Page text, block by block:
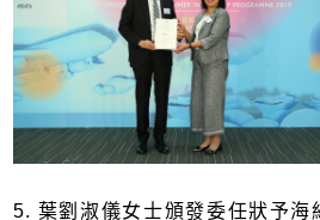
5. 葉劉淑儀女士頒發委任狀予海